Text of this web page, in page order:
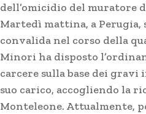
dell’omicidio del muratore
Martedì mattina, a
convalida nel corso della
Minori ha disposto
carcere sulla base dei gravi
suo carico, accogliendo la
Monteleone. Attualmente,